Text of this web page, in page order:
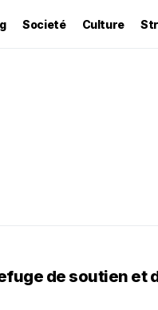
Societé Culture
de soutien et